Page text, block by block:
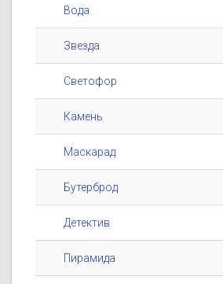
Вода
Звезда
Светофор
Камень
Маскарад
Бутерброд
Детектив
Пирамида